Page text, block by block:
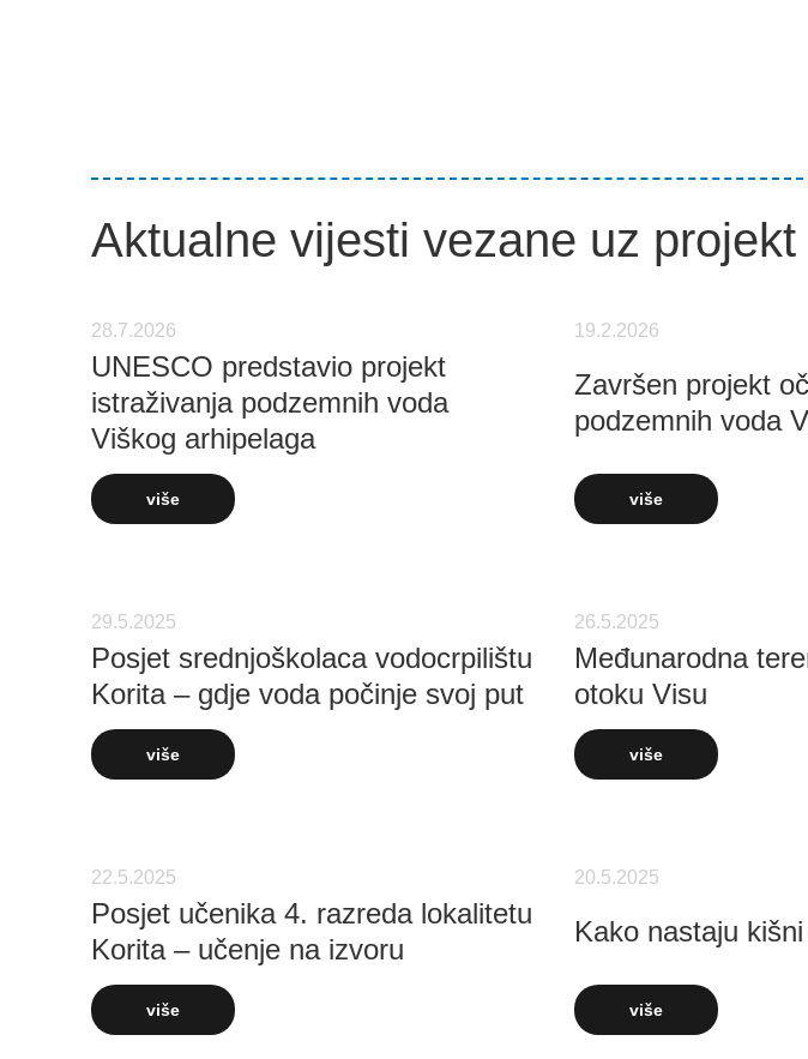
Aktualne vijesti vezane uz projekt
28.7.2026
UNESCO predstavio projekt
istraživanja podzemnih voda
Viškog arhipelaga
više
19.2.2026
Završen projekt
podzemnih voda
više
29.5.2025
Posjet srednjoškolaca vodocrpilištu
Korita – gdje voda počinje svoj put
više
26.5.2025
Međunarodna
otoku Visu
više
22.5.2025
Posjet učenika 4. razreda lokalitetu
Korita – učenje na izvoru
više
20.5.2025
Kako nastaju
više